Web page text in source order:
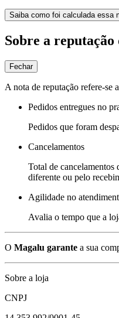
Saiba como foi calculada essa
Sobre a reputação
Fechar
A nota de reputação refere-se
Pedidos entregues no
Pedidos que foram
Cancelamentos
Total de cancelamentos
diferente ou pelo
Agilidade no
Avalia o tempo que a
O Magalu garante a sua
Sobre a loja
CNPJ